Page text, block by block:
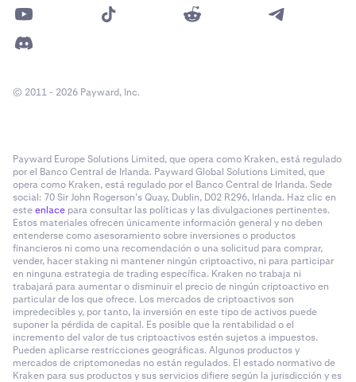
© 2011 - 2026 Payward, Inc.
Payward Europe Solutions Limited, que opera como Kraken, está regulado
por el Banco Central de Irlanda. Payward Global Solutions Limited, que
opera como Kraken, está regulado por el Banco Central de Irlanda. Sede
social: 70 Sir John Rogerson’s Quay, Dublin, D02 R296, Irlanda. Haz clic en
esteenlace para consultar las políticas y las divulgaciones pertinentes.
Estos materiales ofrecen únicamente información general y no deben
entenderse como asesoramiento sobre inversiones o productos
financieros ni como una recomendación o una solicitud para comprar,
vender, hacer staking ni mantener ningún criptoactivo, ni para participar
en ninguna estrategia de trading específica. Kraken no trabaja ni
trabajará para aumentar o disminuir el precio de ningún criptoactivo en
particular de los que ofrece. Los mercados de criptoactivos son
impredecibles y, por tanto, la inversión en este tipo de activos puede
suponer la pérdida de capital. Es posible que la rentabilidad o el
incremento del valor de tus criptoactivos estén sujetos a impuestos.
Pueden aplicarse restricciones geográficas. Algunos productos y
mercados de criptomonedas no están regulados. El estado normativo de
Kraken para sus productos y sus servicios difiere según la jurisdicción y es